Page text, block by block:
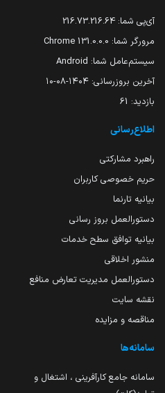
آی‌پی شما: 216.73.216.64
مرورگر شما: 131.0.0.0 Chrome
سیستم‌عامل شما: Android
آخرین بروزرسانی: ۱۴۰۴-۰۸-۱۰
بازدید: 61
اطلاع‌رسانی
راهبرد مشارکتی
حریم خصوصی کاربران
بیانیه تارنما
دستورالعمل بروز رسانی
بیانیه توافق سطح خدمات
منشور اخلاقی
دستورالعمل مدیریت تعارض منافع
نقشه سایت
مناقصه و مزایده
سامانه‌ها
سامانه جامع کارآفرینی ، اشتغال و